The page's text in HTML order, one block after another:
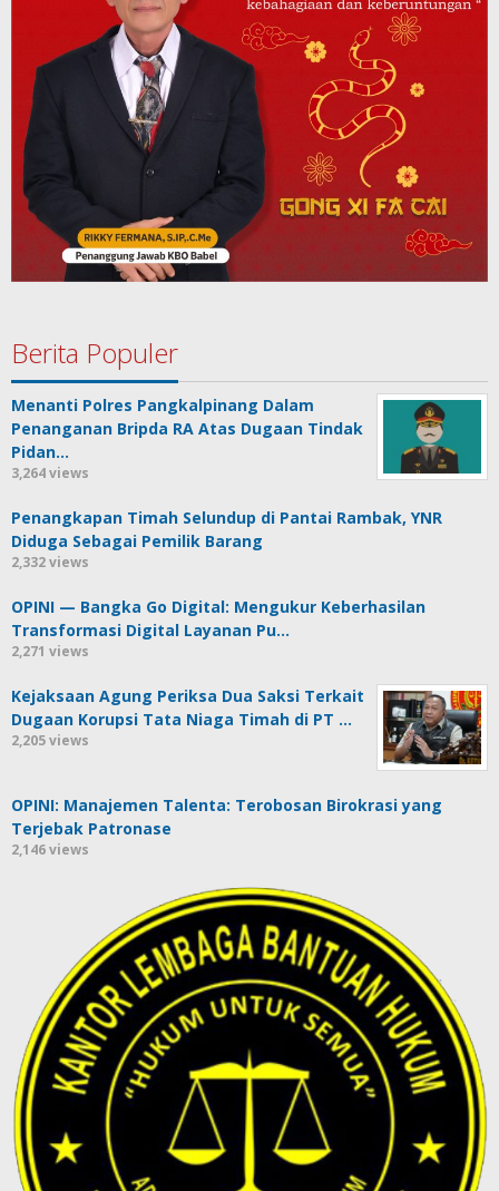
Berita Populer
Menanti Polres Pangkalpinang Dalam
Penanganan Bripda RA Atas Dugaan Tindak
Pidan…
3,264 views
Penangkapan Timah Selundup di Pantai Rambak, YNR
Diduga Sebagai Pemilik Barang
2,332 views
OPINI — Bangka Go Digital: Mengukur Keberhasilan
Transformasi Digital Layanan Pu…
2,271 views
Kejaksaan Agung Periksa Dua Saksi Terkait
Dugaan Korupsi Tata Niaga Timah di PT …
2,205 views
OPINI: Manajemen Talenta: Terobosan Birokrasi yang
Terjebak Patronase
2,146 views